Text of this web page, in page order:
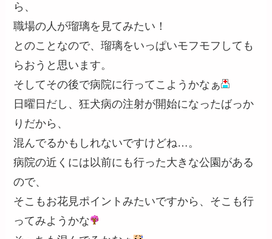
ら、
職場の人が瑠璃を見てみたい！
とのことなので、瑠璃をいっぱいモフモフしても
らおうと思います。
そしてその後で病院に行ってこようかなぁ
日曜日だし、狂犬病の注射が開始になったばっか
りだから、
混んでるかもしれないですけどね…。
病院の近くには以前にも行った大きな公園がある
ので、
そこもお花見ポイントみたいですから、そこも行
ってみようかな